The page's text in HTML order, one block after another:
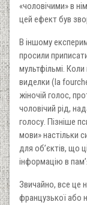
«чоловічими» в
цей ефект був
В іншому
просили
мультфільмі.
виделки (la
жіночій голос,
чоловічий рід,
голосу. Пізніше
мови» настільки
для об’єктів, що
інформацію в
Звичайно, все це
французької або